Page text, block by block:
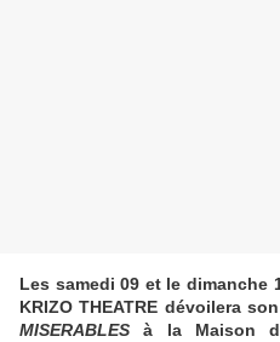
Les samedi 09 et le dimanche
KRIZO THEATRE dévoilera
MISERABLES à la Maison